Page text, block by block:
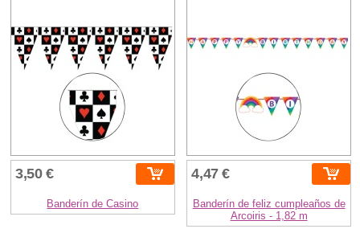
3,50 €
Banderín de Casino
4,47 €
Banderín de feliz cumpleaños de
Arcoiris - 1,82 m